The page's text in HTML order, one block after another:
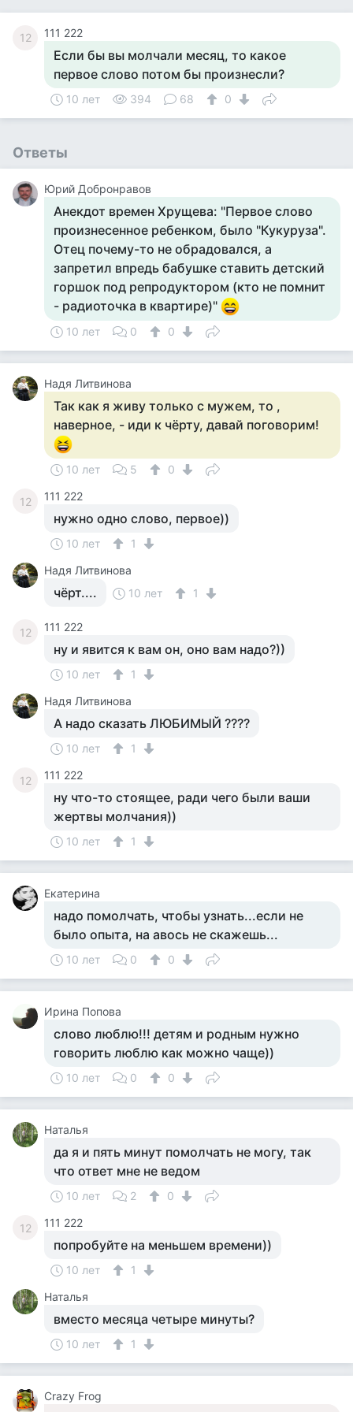
12 111 222
Если бы вы молчали месяц, то какое
первое слово потом бы произнесли?
10 лет 394 68 0
Ответы
Юрий Добронравов
Анекдот времен Хрущева: "Первое слово
произнесенное ребенком, было "Кукуруза".
Отец почему-то не обрадовался, а
запретил впредь бабушке ставить детский
горшок под репродуктором (кто не помнит
- радиоточка в квартире)"
10 лет 0 0
Надя Литвинова
Так как я живу только с мужем, то ,
наверное, - иди к чёрту, давай поговорим!
10 лет 5 0
12 111 222
нужно одно слово, первое))
10 лет
1
Надя Литвинова
чёрт.... 10 лет 1
12 111 222
ну и явится к вам он, оно вам надо?))
10 лет
1
Надя Литвинова
А надо сказать ЛЮБИМЫЙ ????
10 лет 1
12 111 222
ну что-то стоящее, ради чего были ваши
жертвы молчания))
10 лет 1
Екатерина
надо помолчать, чтобы узнать...если не
было опыта, на авось не скажешь...
10 лет 0 0
Ирина Попова
слово люблю!!! детям и родным нужно
говорить люблю как можно чаще))
10 лет 0 0
Наталья
да я и пять минут помолчать не могу, так
что ответ мне не ведом
10 лет 2 0
12 111 222
попробуйте на меньшем времени))
10 лет
1
Наталья
вместо месяца четыре минуты?
10 лет 1
Crazy Frog